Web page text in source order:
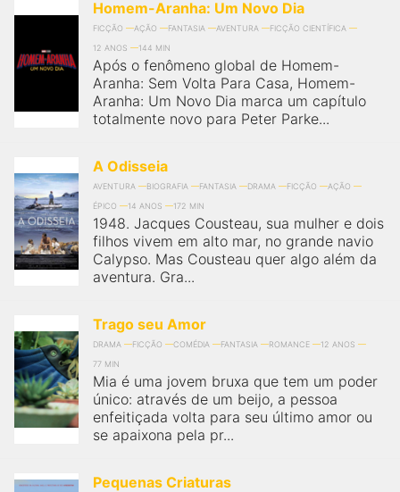
Homem-Aranha: Um Novo Dia
FICÇÃO AÇÃO FANTASIA AVENTURA
FICÇÃO CIENTÍFICA
12 ANOS
144 MIN
Após o fenômeno global de Homem-
Aranha: Sem Volta Para Casa, Homem-
Aranha: Um Novo Dia marca um capítulo
totalmente novo para Peter Parke...
A Odisseia
AVENTURA BIOGRAFIA FANTASIA DRAMA FICÇÃO
AÇÃO
ÉPICO
14 ANOS 172 MIN
1948. Jacques Cousteau, sua mulher e dois
filhos vivem em alto mar, no grande navio
Calypso. Mas Cousteau quer algo além da
aventura. Gra...
Trago seu Amor
DRAMA FICÇÃO COMÉDIA FANTASIA ROMANCE
12 ANOS
77 MIN
Mia é uma jovem bruxa que tem um poder
único: através de um beijo, a pessoa
enfeitiçada volta para seu último amor ou
se apaixona pela pr...
Pequenas Criaturas